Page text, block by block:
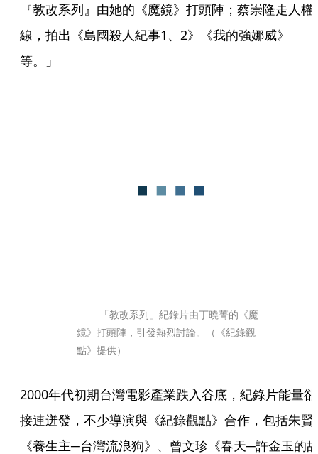
『教改系列』由她的《魔鏡》打頭陣；蔡崇隆走人權
線，拍出《島國殺人紀事1、2》《我的強娜威》
等。」
鏡》打頭陣，引發熱烈討論。（《紀錄觀
點》提供）
2000年代初期台灣電影產業跌入谷底，紀錄片能量卻
接連迸發，不少導演與《紀錄觀點》合作，包括朱賢
《養生主─台灣流浪狗》、曾文珍《春天─許金玉的